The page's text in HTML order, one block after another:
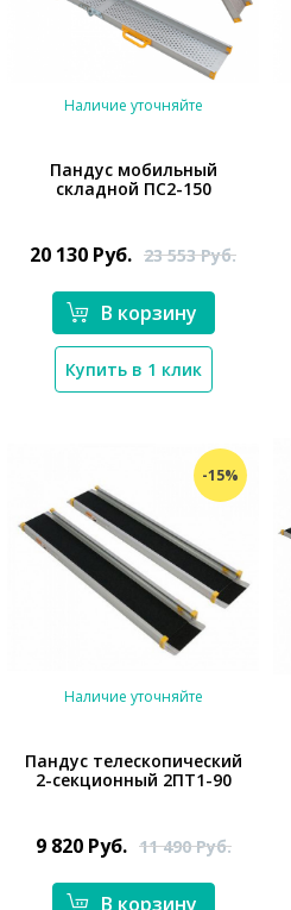
Наличие уточняйте
Пандус мобильный
складной ПС2-150
20 130 Руб. 23 553Руб.
В корзину
Купить в 1 клик
-15%
*}
Наличие уточняйте
Пандус телескопический
2-секционный 2ПТ1-90
9 820 Руб. 11 490Руб.
В корзину